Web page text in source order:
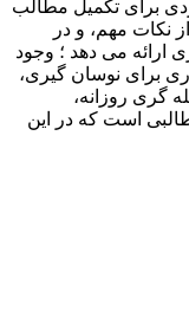
برای تکمیل مطالب
نکات مهم، و در
ارائه می دهد ؛ وجود
برای نوسان گیری،
گری روزانه،
است که در این